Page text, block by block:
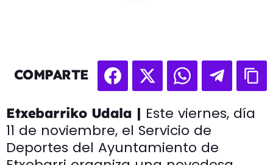
COMPARTE
Etxebarriko Udala | Este viernes, día
11 de noviembre, el Servicio de
Deportes del Ayuntamiento de